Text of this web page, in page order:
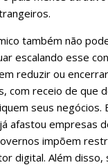
também não
escalando esse
reduzir ou
com receio de que
seus negócios.
afastou empresas
impõem
digital. Além disso,